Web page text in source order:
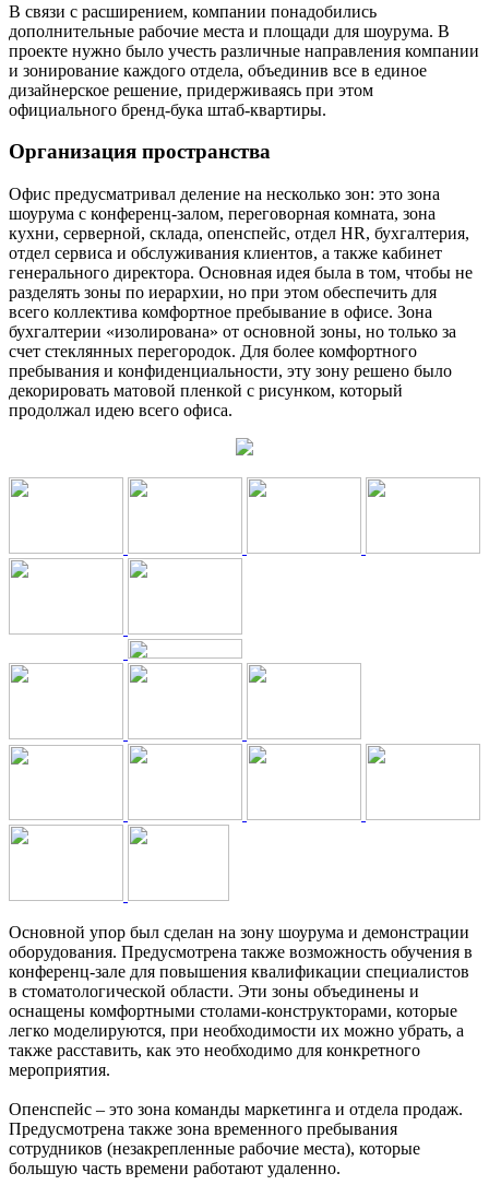
В связи с расширением, компании понадобились
дополнительные рабочие места и площади для шоурума. В
проекте нужно было учесть различные направления компании
и зонирование каждого отдела, объединив все в единое
дизайнерское решение, придерживаясь при этом
официального бренд-бука штаб-квартиры.
Организация пространства
Офис предусматривал деление на несколько зон: это зона
шоурума с конференц-залом, переговорная комната, зона
кухни, серверной, склада, опенспейс, отдел HR, бухгалтерия,
отдел сервиса и обслуживания клиентов, а также кабинет
генерального директора. Основная идея была в том, чтобы не
разделять зоны по иерархии, но при этом обеспечить для
всего коллектива комфортное пребывание в офисе. Зона
бухгалтерии «изолирована» от основной зоны, но только за
счет стеклянных перегородок. Для более комфортного
пребывания и конфиденциальности, эту зону решено было
декорировать матовой пленкой с рисунком, который
продолжал идею всего офиса.
Основной упор был сделан на зону шоурума и демонстрации
оборудования. Предусмотрена также возможность обучения в
конференц-зале для повышения квалификации специалистов
в стоматологической области. Эти зоны объединены и
оснащены комфортными столами-конструкторами, которые
легко моделируются, при необходимости их можно убрать, а
также расставить, как это необходимо для конкретного
мероприятия.
Опенспейс – это зона команды маркетинга и отдела продаж.
Предусмотрена также зона временного пребывания
сотрудников (незакрепленные рабочие места), которые
большую часть времени работают удаленно.